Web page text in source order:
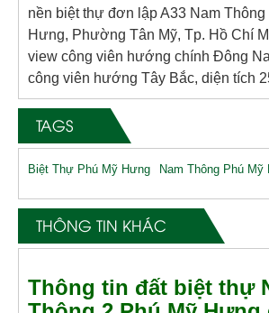
nền biệt thự đơn lập A33 Nam Thông
Hưng, Phường Tân Mỹ, Tp. Hồ Chí
view công viên hướng chính Đông
công viên hướng Tây Bắc, diện tích
TAGS
Biệt Thự Phú Mỹ Hưng Nam Thông Phú Mỹ
THÔNG TIN KHÁC
Thông tin đất biệt thự